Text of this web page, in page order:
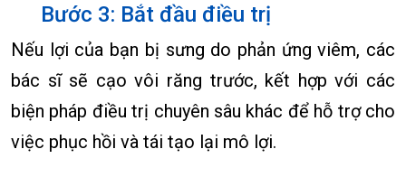
Bước 3: Bắt đầu điều trị
Nếu lợi của bạn bị sưng do phản ứng viêm, các
bác sĩ sẽ cạo vôi răng trước, kết hợp với các
biện pháp điều trị chuyên sâu khác để hỗ trợ cho
việc phục hồi và tái tạo lại mô lợi.